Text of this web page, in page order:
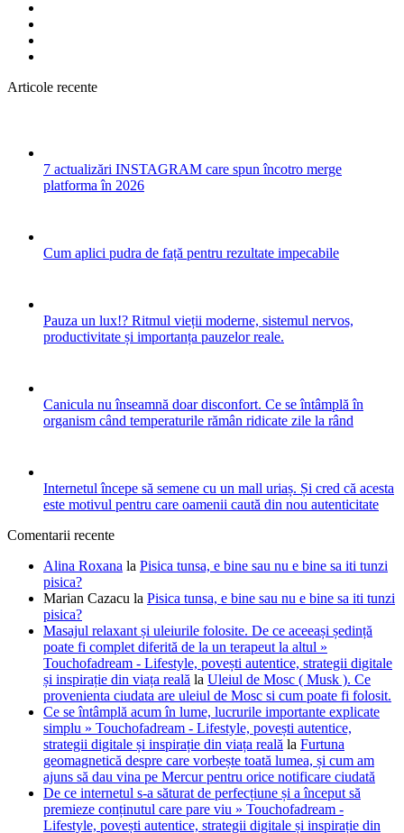
Articole recente
7 actualizări INSTAGRAM care spun încotro merge
platforma în 2026
Cum aplici pudra de față pentru rezultate impecabile
Pauza un lux!? Ritmul vieții moderne, sistemul nervos,
productivitate și importanța pauzelor reale.
Canicula nu înseamnă doar disconfort. Ce se întâmplă în
organism când temperaturile rămân ridicate zile la rând
Internetul începe să semene cu un mall uriaș. Și cred că acesta
este motivul pentru care oamenii caută din nou autenticitate
Comentarii recente
Alina Roxana la Pisica tunsa, e bine sau nu e bine sa iti tunzi
pisica?
Marian Cazacu la Pisica tunsa, e bine sau nu e bine sa iti tunzi
pisica?
Masajul relaxant și uleiurile folosite. De ce aceeași ședință
poate fi complet diferită de la un terapeut la altul »
Touchofadream - Lifestyle, povești autentice, strategii digitale
și inspirație din viața reală la Uleiul de Mosc ( Musk ). Ce
provenienta ciudata are uleiul de Mosc si cum poate fi folosit.
Ce se întâmplă acum în lume, lucrurile importante explicate
simplu » Touchofadream - Lifestyle, povești autentice,
strategii digitale și inspirație din viața reală la Furtuna
geomagnetică despre care vorbește toată lumea, și cum am
ajuns să dau vina pe Mercur pentru orice notificare ciudată
De ce internetul s-a săturat de perfecțiune și a început să
premieze conținutul care pare viu » Touchofadream -
Lifestyle, povești autentice, strategii digitale și inspirație din